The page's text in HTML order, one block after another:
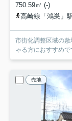
750.59㎡ (-)
高崎線「鴻巣」
市街化調整区域の
ゃる方におすすめで
売地